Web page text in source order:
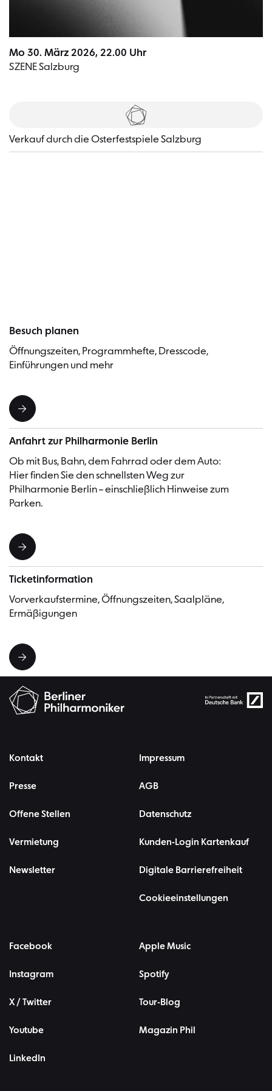
Mo 30. März 2026, 22.00 Uhr
SZENE Salzburg
Tickets
Verkauf durch die Osterfestspiele Salzburg
Besuch planen
Öffnungszeiten, Programmhefte, Dresscode,
Einführungen und mehr
Anfahrt zur Philharmonie Berlin
Ob mit Bus, Bahn, dem Fahrrad oder dem Auto:
Hier finden Sie den schnellsten Weg zur
Philharmonie Berlin – einschließlich Hinweise zum
Parken.
Ticketinformation
Vorverkaufstermine, Öffnungszeiten, Saalpläne,
Ermäßigungen
Kontakt
Presse
Offene Stellen
Vermietung
Newsletter
Impressum
AGB
Datenschutz
Kunden-Login Kartenkauf
Digitale Barrierefreiheit
Cookieeinstellungen
Facebook
Instagram
X / Twitter
Youtube
LinkedIn
Apple Music
Spotify
Tour-Blog
Magazin Phil